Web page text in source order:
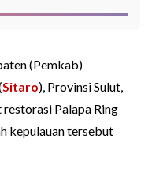
(Pemkab)
Sitaro), Provinsi Sulut,
Palapa Ring
kepulauan tersebut